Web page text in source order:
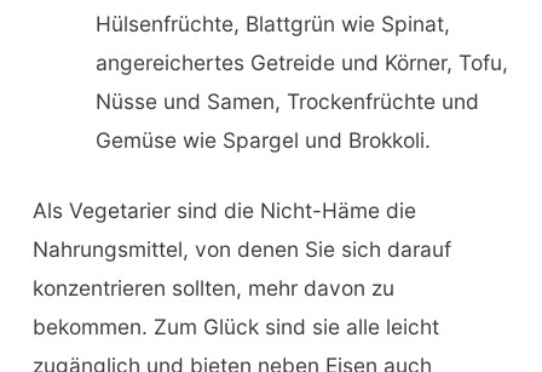
Hülsenfrüchte, Blattgrün wie Spinat,
angereichertes Getreide und Körner, Tofu,
Nüsse und Samen, Trockenfrüchte und
Gemüse wie Spargel und Brokkoli.
Als Vegetarier sind die Nicht-Häme die
Nahrungsmittel, von denen Sie sich darauf
konzentrieren sollten, mehr davon zu
bekommen. Zum Glück sind sie alle leicht
zugänglich und bieten neben Eisen auch